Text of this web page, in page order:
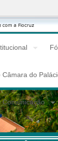
Câmara do
Comunicação